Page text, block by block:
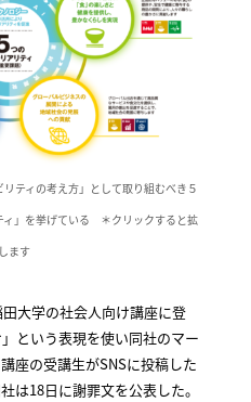
ティの考え方」として取り組むべき５
ィ」を挙げている ＊クリックすると拡
ます
大学の社会人向け講座に登
という表現を使い同社のマー
座の受講生がSNSに投稿した
は18日に謝罪文を公表した。